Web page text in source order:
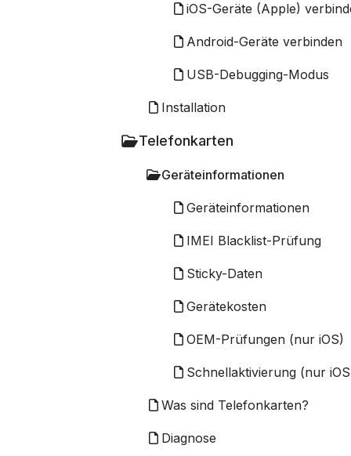
iOS-Geräte (Apple)
Android-Geräte verbinden
USB-Debugging-Modus
Installation
Telefonkarten
Geräteinformationen
Geräteinformationen
IMEI Blacklist-Prüfung
Sticky-Daten
Gerätekosten
OEM-Prüfungen (nur iOS)
Schnellaktivierung (nur
Was sind Telefonkarten?
Diagnose